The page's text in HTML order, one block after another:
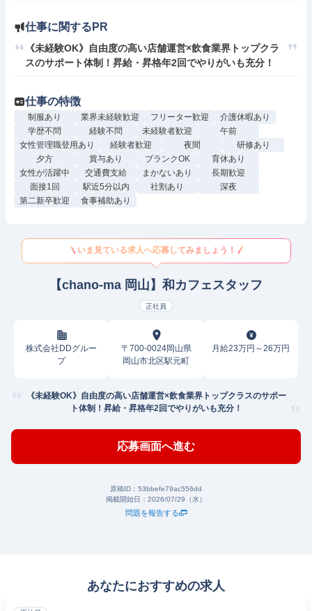
仕事に関するPR
《未経験OK》自由度の高い店舗運営×飲食業界トップクラ
スのサポート体制！昇給・昇格年2回でやりがいも充分！
仕事の特徴
制服あり 業界未経験歓迎 フリーター歓迎
介護休暇あり
学歴不問
経験不問 未経験者歓迎
午前
女性管理職登用あり
経験者歓迎 夜間
研修あり
夕方
賞与あり ブランクOK
育休あり
女性が活躍中
交通費支給 まかないあり
長期歓迎
面接1回
駅近5分以内 社割あり
深夜
第二新卒歓迎
食事補助あり
いま見ている求人へ応募してみましょう！
【chano-ma 岡山】和カフェスタッフ
正社員
株式会社DDグルー
プ
〒700-0024岡山県
岡山市北区駅元町
月給23万円～26万円
《未経験OK》自由度の高い店舗運営×飲食業界トップクラスのサポー
ト体制！昇給・昇格年2回でやりがいも充分！
応募画面へ進む
原稿ID： 53bbefe79ac556dd
掲載開始日： 2026/07/29（水）
問題を報告する
あなたにおすすめの求人